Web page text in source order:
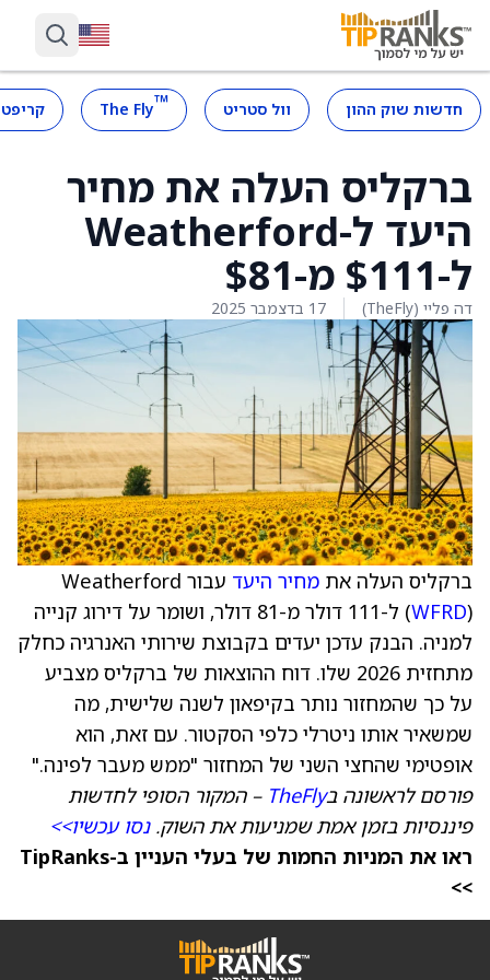
חדשות שוק ההון וול סטריט ™
The Fly
ברקליס העלה את מחיר
היעד ל-Weatherford
ל-$111 מ-$81
דה פליי (TheFly) 17 בדצמבר 2025
ברקליס העלה את מחיר היעד
עבור Weatherford
(WFRD
) ל-111 דולר מ-81 דולר, ושומר על דירוג קנייה
למניה. הבנק עדכן יעדים בקבוצת שירותי האנרגיה כחלק
מתחזית 2026 שלו. דוח ההוצאות של ברקליס מצביע
על כך שהמחזור נותר בקיפאון לשנה שלישית, מה
שמשאיר אותו ניטרלי כלפי הסקטור. עם זאת, הוא
אופטימי שהחצי השני של המחזור "ממש מעבר לפינה."
פורסם לראשונה בTheFly – המקור הסופי לחדשות
פיננסיות בזמן אמת שמניעות את השוק.נסו עכשיו>>
ראו את המניות החמות של בעלי העניין ב-TipRanks
>>